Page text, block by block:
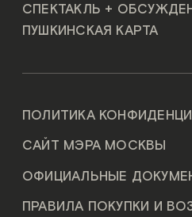
СПЕКТАКЛЬ +
ПУШКИНСКАЯ КАРТА
ПОЛИТИКА
САЙТ МЭРА МОСКВЫ
ОФИЦИАЛЬНЫЕ
ПРАВИЛА ПОКУПКИ И